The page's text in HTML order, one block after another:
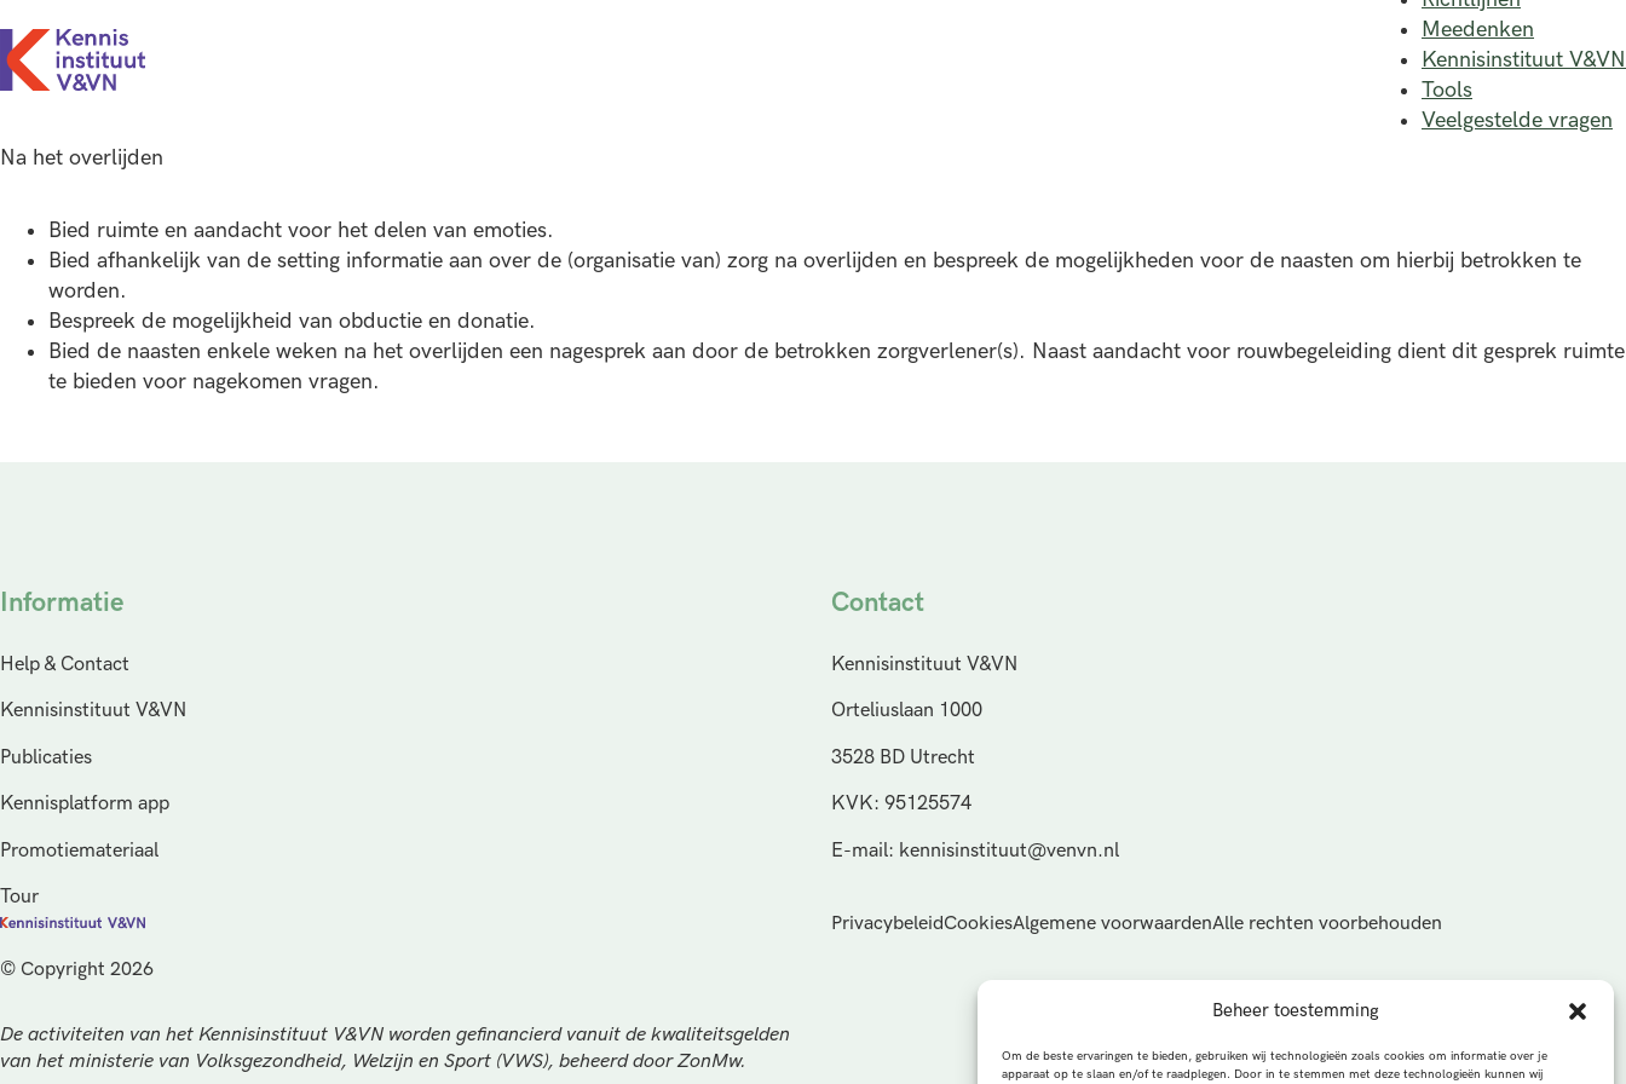
Beheer toestemming
Om de beste ervaringen te bieden, gebruiken wij technologieën zoals cookies om informatie over je
apparaat op te slaan en/of te raadplegen. Door in te stemmen met deze technologieën kunnen wij
Meedenken
Kennisinstituut V&VN
Tools
Veelgestelde vragen
Na het overlijden
Bied ruimte en aandacht voor het delen van emoties.
Bied afhankelijk van de setting informatie aan over de (organisatie van) zorg na overlijden en bespreek de mogelijkheden voor de naasten om hierbij betrokken te
worden.
Bespreek de mogelijkheid van obductie en donatie.
Bied de naasten enkele weken na het overlijden een nagesprek aan door de betrokken zorgverlener(s). Naast aandacht voor rouwbegeleiding dient dit gesprek ruimte
te bieden voor nagekomen vragen.
Informatie
Help & Contact
Kennisinstituut V&VN
Publicaties
Kennisplatform app
Promotiemateriaal
Tour
Contact
Kennisinstituut V&VN
Orteliuslaan 1000
3528 BD Utrecht
KVK: 95125574
E-mail: kennisinstituut@venvn.nl
© Copyright 2026
De activiteiten van het Kennisinstituut V&VN worden gefinancierd vanuit de kwaliteitsgelden
van het ministerie van Volksgezondheid, Welzijn en Sport (VWS), beheerd door ZonMw.
PrivacybeleidCookiesAlgemene voorwaardenAlle rechten voorbehouden